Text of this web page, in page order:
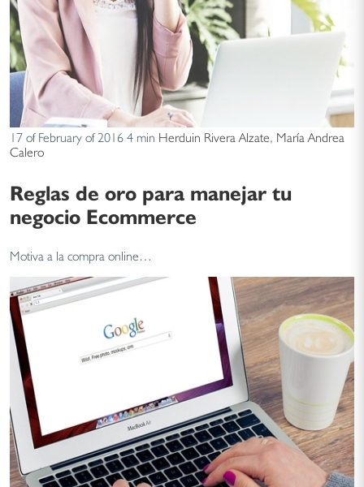
17 of February of 2016 4 min Herduin Rivera Alzate, María Andrea
Calero
Reglas de oro para manejar tu
negocio Ecommerce
Motiva a la compra online…